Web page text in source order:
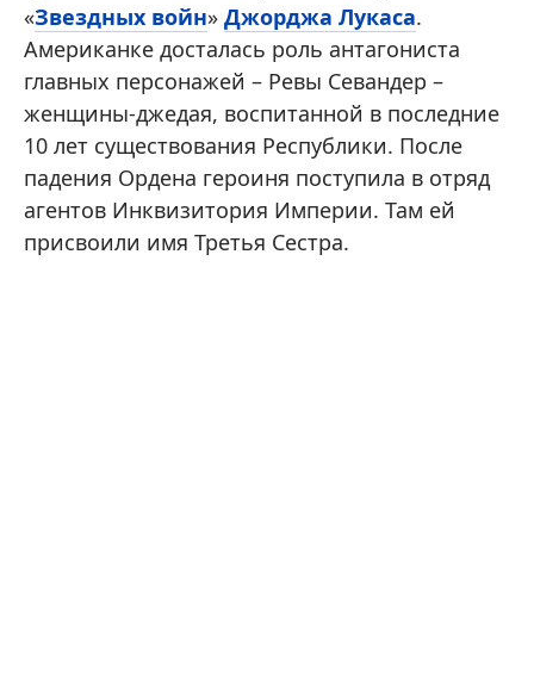
«Звездных войн» Джорджа Лукаса.
Американке досталась роль антагониста
главных персонажей – Ревы Севандер –
женщины-джедая, воспитанной в последние
10 лет существования Республики. После
падения Ордена героиня поступила в отряд
агентов Инквизитория Империи. Там ей
присвоили имя Третья Сестра.